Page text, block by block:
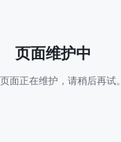
页面维护中
面正在维护，请稍后再试。